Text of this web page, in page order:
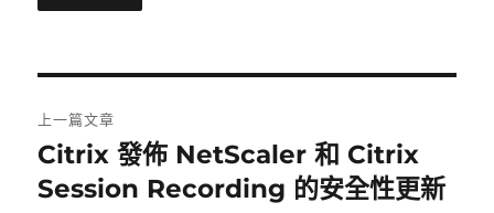
章
導
上一篇文章
上
一
Citrix 發佈 NetScaler 和 Citrix
Session Recording 的安全性更新